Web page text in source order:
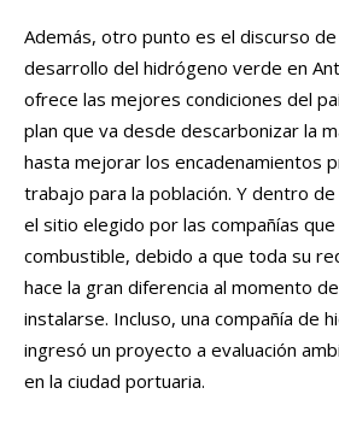
Además, otro punto es el discurso
desarrollo del hidrógeno verde en
ofrece las mejores condiciones del
plan que va desde descarbonizar la
hasta mejorar los encadenamientos
trabajo para la población. Y dentro
el sitio elegido por las compañías
combustible, debido a que toda su
hace la gran diferencia al momento
instalarse. Incluso, una compañía de
ingresó un proyecto a evaluación
en la ciudad portuaria.